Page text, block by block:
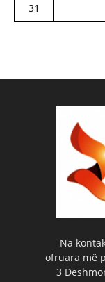
31
Na
ofruara më
3